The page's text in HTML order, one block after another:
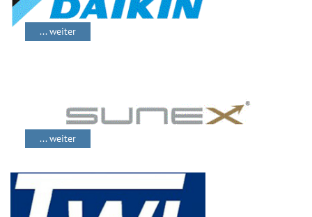
... weiter
... weiter